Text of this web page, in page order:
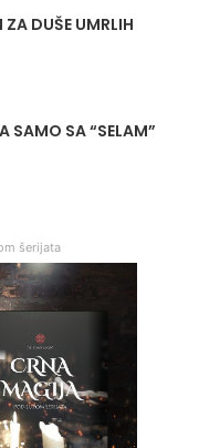
DUŠE UMRLIH
SAMO SA “SELAM”
šerijata